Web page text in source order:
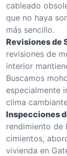
cableado
que no haya
más sencillo.
Revisiones de
revisiones de
interior
Buscamos
especialmente
clima
Inspecciones
rendimiento de
cimientos,
vivienda en